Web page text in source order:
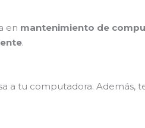
en mantenimiento de
.
a tu computadora. Además,